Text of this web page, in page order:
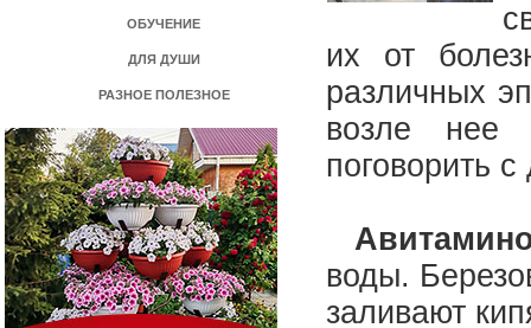
ОБУЧЕНИЕ
ДЛЯ ДУШИ
РАЗНОЕ ПОЛЕЗНОЕ
их от
различных
возле нее
поговорить
воды.
заливают